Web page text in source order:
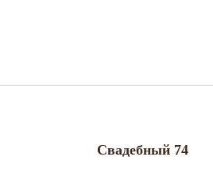
Свадебный 74